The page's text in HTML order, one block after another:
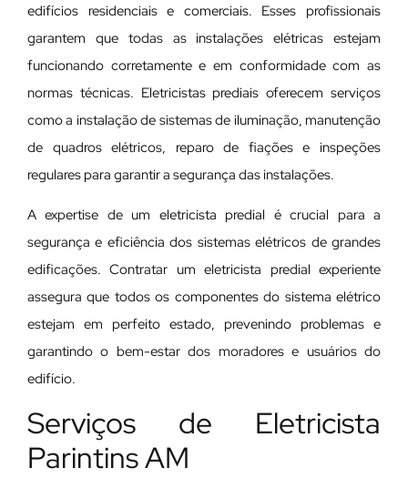
edifícios residenciais e comerciais. Esses profissionais
garantem que todas as instalações elétricas estejam
funcionando corretamente e em conformidade com as
normas técnicas. Eletricistas prediais oferecem serviços
como a instalação de sistemas de iluminação, manutenção
de quadros elétricos, reparo de fiações e inspeções
regulares para garantir a segurança das instalações.
A expertise de um eletricista predial é crucial para a
segurança e eficiência dos sistemas elétricos de grandes
edificações. Contratar um eletricista predial experiente
assegura que todos os componentes do sistema elétrico
estejam em perfeito estado, prevenindo problemas e
garantindo o bem-estar dos moradores e usuários do
edifício.
Serviços de Eletricista
Parintins AM